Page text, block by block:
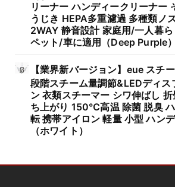
リーナー ハンディークリーナー
うじき HEPA多重濾過 多種類ノ
2WAY 静音設計 家庭用/一人暮
ペット/車に適用（Deep Purple）
【業界新バージョン】eue スチ
段階スチーム量調節&LEDディス
ン 衣類スチーマー シワ伸ばし
ち上がり 150℃高温 除菌 脱臭
転 携帯アイロン 軽量 小型 ハン
（ホワイト）